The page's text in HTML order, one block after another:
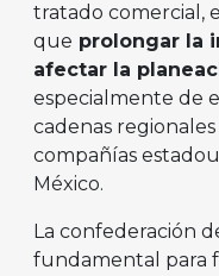
tratado comercial,
que prolongar la
afectar la
especialmente de
cadenas
compañías
México.
La confederación
fundamental para